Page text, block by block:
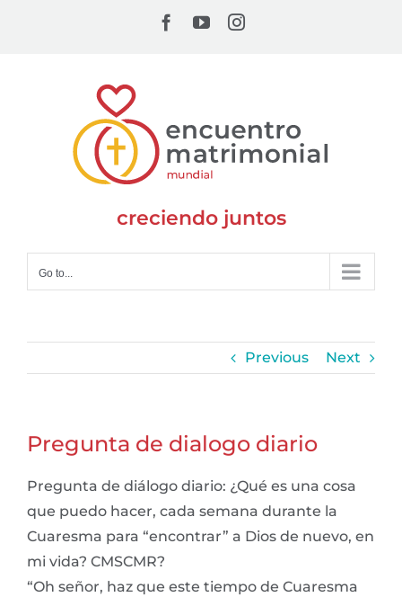
Facebook
YouTubeInstagram
creciendo juntos
Go to...
Previous Next
Pregunta de dialogo diario
Pregunta de diálogo diario: ¿Qué es una cosa
que puedo hacer, cada semana durante la
Cuaresma para “encontrar” a Dios de nuevo, en
mi vida? CMSCMR?
“Oh señor, haz que este tiempo de Cuaresma